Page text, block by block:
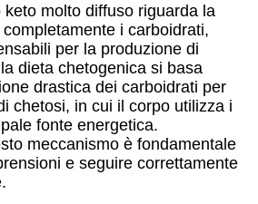
molto diffuso riguarda la
i carboidrati,
per la produzione di
dieta chetogenica si basa
drastica dei carboidrati per
chetosi, in cui il corpo utilizza i
fonte energetica.
meccanismo è fondamentale
e seguire correttamente